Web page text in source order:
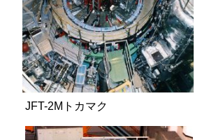
​ JFT-2Mトカマク